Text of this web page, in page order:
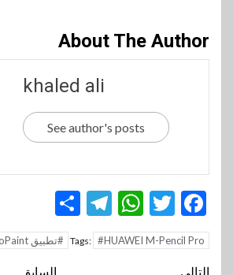
About The Author
khaled ali
See author's posts
Facebook
Twitter
WhatsApp
Telegram
Tags: #HUAWEI M-Pencil Pro #تطبيق GoPaint
السابق
التالي